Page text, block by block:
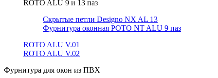
ROTO ALU 9 и 13 паз
Скрытые петли Designo NX AL 13
Фурнитура оконная РОТО NT ALU 9 паз
ROTO ALU V.01
ROTO ALU V.02
Фурнитура для окон из ПВХ